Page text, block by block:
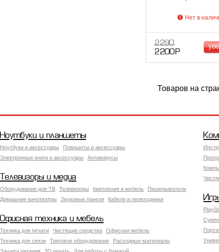
Нет в
2 290
2 200 Р
Товаров на
Ноутбуки и планшеты
Ноутбуки и аксессуары
Планшеты и аксессуары
Электронные книги и аксессуары
Антивирусы
Телевизоры и медиа
Оборудование для ТВ Телевизоры Крепления и мебель
Проигрыватели
Домашние кинотеатры
Звуковые панели Кабели и переходники
Офисная техника и мебель
Техника для печати Чистящие средства
Офисная мебель
Техника для связи
Торговое оборудование
Расходные материалы